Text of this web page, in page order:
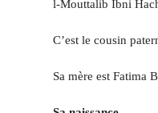
l-Mouttalib Ibni
C’est le cousin
Sa mère est Fatima